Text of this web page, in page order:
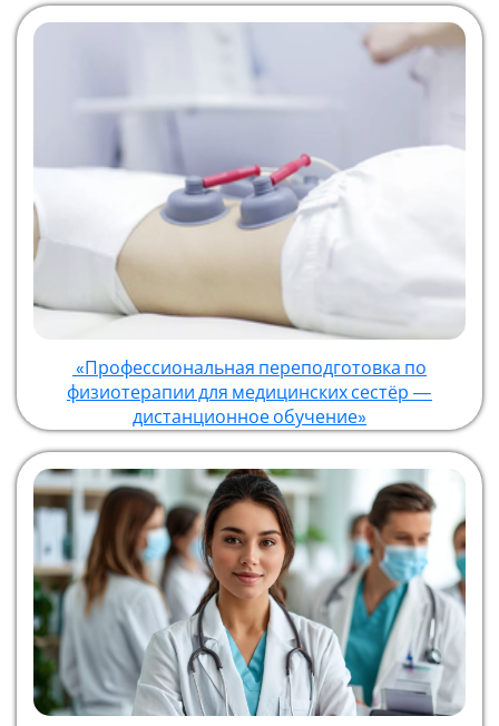
«Профессиональная переподготовка по
физиотерапии для медицинских сестёр —
дистанционное обучение»